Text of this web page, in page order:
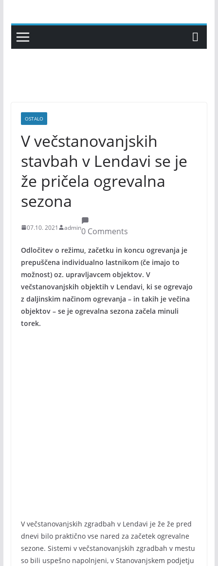
content
OSTALO
V večstanovanjskih
stavbah v Lendavi se je
že pričela ogrevalna
sezona
07.10. 2021 admin0 Comments
Odločitev o režimu, začetku in koncu ogrevanja je
prepuščena individualno lastnikom (če imajo to
možnost) oz. upravljavcem objektov. V
večstanovanjskih objektih v Lendavi, ki se ogrevajo
z daljinskim načinom ogrevanja – in takih je večina
objektov – se je ogrevalna sezona začela minuli
torek.
V večstanovanjskih zgradbah v Lendavi je že že pred
dnevi bilo praktično vse nared za začetek ogrevalne
sezone. Sistemi v večstanovanjskih zgradbah v mestu
so bili uspešno napolnjeni, v Stanovanjskem podjetju